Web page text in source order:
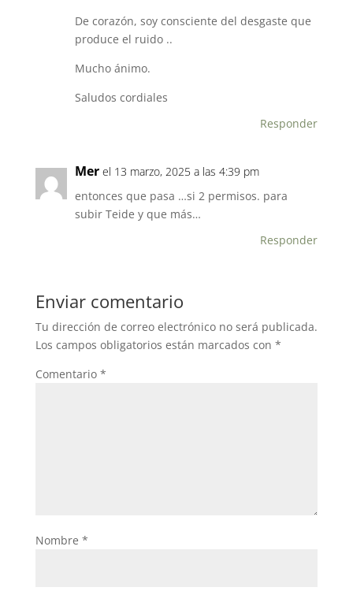
De corazón, soy consciente del desgaste que
produce el ruido ..
Mucho ánimo.
Saludos cordiales
Responder
Mer el 13 marzo, 2025 a las 4:39 pm
entonces que pasa …si 2 permisos. para
subir Teide y que más…
Responder
Enviar comentario
Tu dirección de correo electrónico no será publicada.
Los campos obligatorios están marcados con *
Comentario *
Nombre *